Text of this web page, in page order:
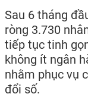
Sau 6 tháng
ròng 3.730
tiếp tục tinh
không ít ngân
nhằm phục vụ
đổi số.